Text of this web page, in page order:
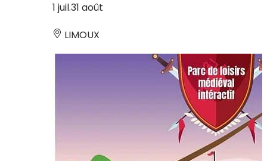
1 juil.31 août
LIMOUX